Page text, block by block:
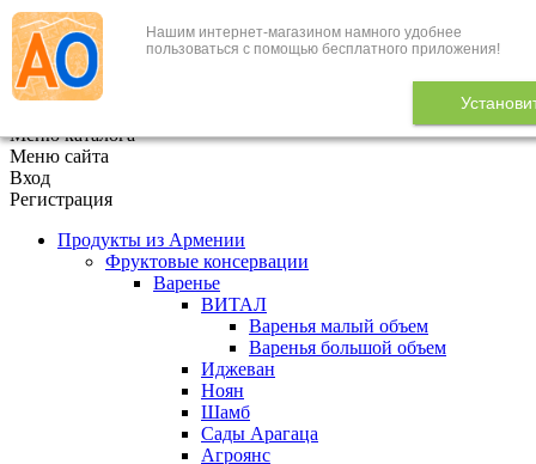
Нашим интернет-магазином намного удобнее
пользоваться с помощью бесплатного приложения!
+7 (495) 646-888-1
В корзине 0
Меню каталога
Меню сайта
Вход
Регистрация
Продукты из Армении
Фруктовые консервации
Варенье
ВИТАЛ
Варенья малый объем
Варенья большой объем
Иджеван
Ноян
Шамб
Сады Арагаца
Агроянс